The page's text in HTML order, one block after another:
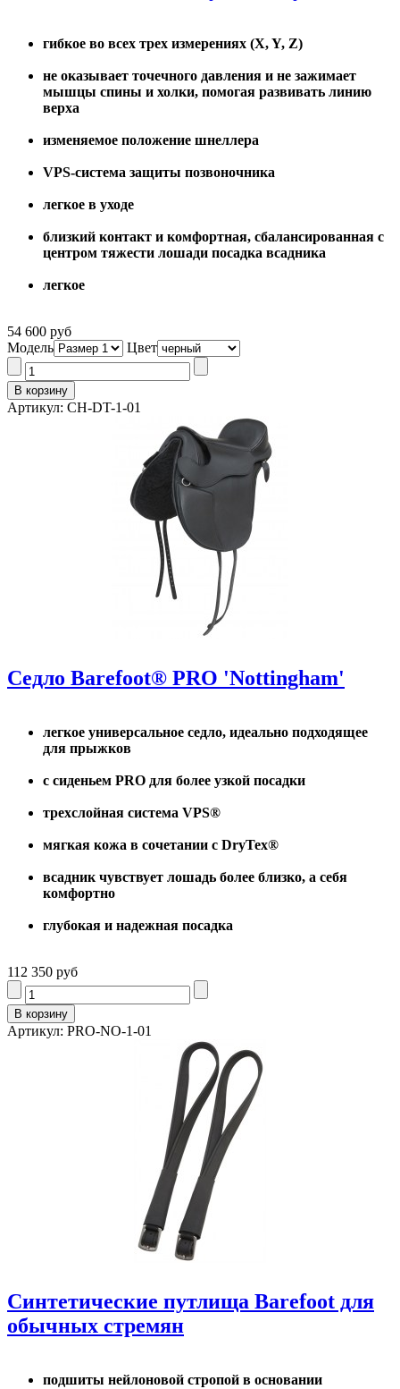
гибкое во всех трех измерениях (X, Y, Z)
не оказывает точечного давления и не зажимает
мышцы спины и холки, помогая развивать линию
верха
изменяемое положение шнеллера
VPS-система защиты позвоночника
легкое в уходе
близкий контакт и комфортная, сбалансированная с
центром тяжести лошади посадка всадника
легкое
54 600 руб
Модель
Цвет
Артикул: CH-DT-1-01
Седло Barefoot® PRO 'Nottingham'
легкое универсальное седло, идеально подходящее
для прыжков
с сиденьем PRO для более узкой посадки
трехслойная система VPS®
мягкая кожа в сочетании с DryTex®
всадник чувствует лошадь более близко, а себя
комфортно
глубокая и надежная посадка
112 350 руб
Артикул: PRO-NO-1-01
Синтетические путлища Barefoot для
обычных стремян
подшиты нейлоновой стропой в основании